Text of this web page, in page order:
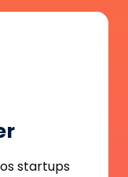
startups